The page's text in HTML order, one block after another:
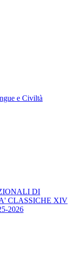
e Civiltà
DI
CLASSICHE XIV
2026